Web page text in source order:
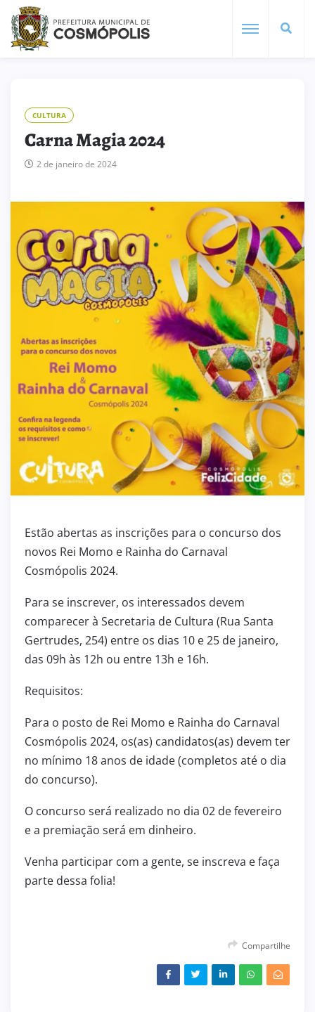
CULTURA
Carna Magia 2024
2 de janeiro de 2024
Estão abertas as inscrições para o concurso dos
novos Rei Momo e Rainha do Carnaval
Cosmópolis 2024.
Para se inscrever, os interessados devem
comparecer à Secretaria de Cultura (Rua Santa
Gertrudes, 254) entre os dias 10 e 25 de janeiro,
das 09h às 12h ou entre 13h e 16h.
Requisitos:
Para o posto de Rei Momo e Rainha do Carnaval
Cosmópolis 2024, os(as) candidatos(as) devem ter
no mínimo 18 anos de idade (completos até o dia
do concurso).
O concurso será realizado no dia 02 de fevereiro
e a premiação será em dinheiro.
Venha participar com a gente, se inscreva e faça
parte dessa folia!
Compartilhe